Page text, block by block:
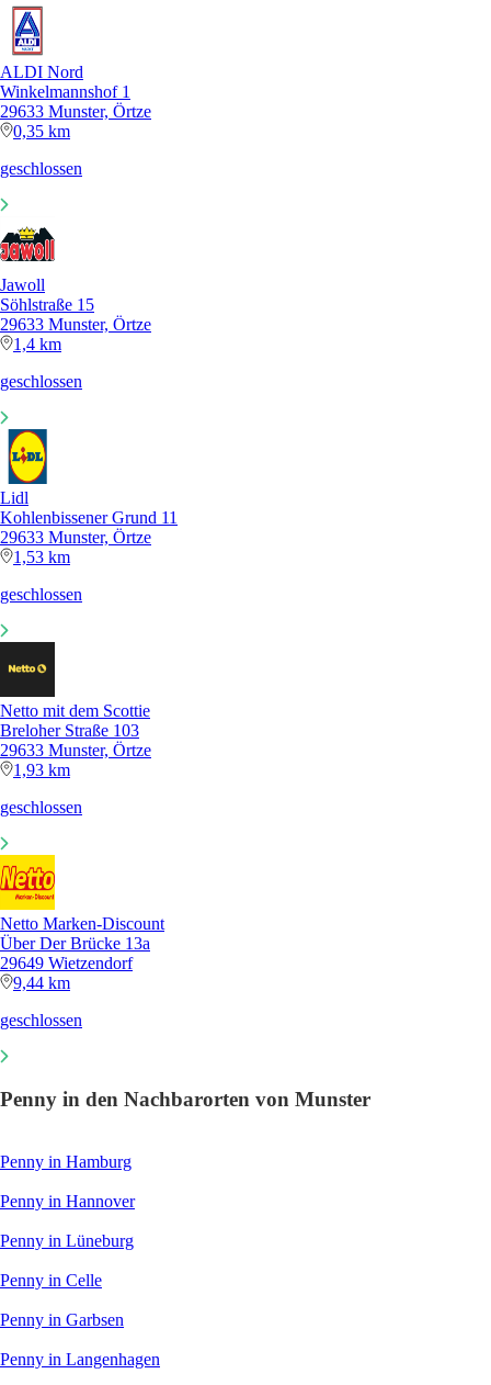
ALDI Nord
Winkelmannshof 1
29633 Munster, Örtze
0,35 km
geschlossen
Jawoll
Söhlstraße 15
29633 Munster, Örtze
1,4 km
geschlossen
Lidl
Kohlenbissener Grund 11
29633 Munster, Örtze
1,53 km
geschlossen
Netto mit dem Scottie
Breloher Straße 103
29633 Munster, Örtze
1,93 km
geschlossen
Netto Marken-Discount
Über Der Brücke 13a
29649 Wietzendorf
9,44 km
geschlossen
Penny in den Nachbarorten von Munster
Penny in Hamburg
Penny in Hannover
Penny in Lüneburg
Penny in Celle
Penny in Garbsen
Penny in Langenhagen